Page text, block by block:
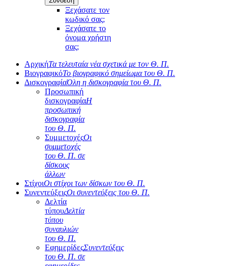
Ξεχάσατε τον
κωδικό σας;
Ξεχάσατε το
όνομα χρήστη
σας;
ΑρχικήΤα τελευταία νέα σχετικά με τον Θ. Π.
ΒιογραφικόΤο βιογραφικό σημείωμα του Θ. Π.
ΔισκογραφίαΌλη η δισκογραφία του Θ. Π.
Προσωπική
δισκογραφίαΗ
προσωπική
δισκογραφία
του Θ. Π.
ΣυμμετοχέςΟι
συμμετοχές
του Θ. Π. σε
δίσκους
άλλων
ΣτίχοιΟι στίχοι των δίσκων του Θ. Π.
ΣυνεντεύξειςΟι συνεντεύξεις του Θ. Π.
Δελτία
τύπουΔελτία
τύπου
συναυλιών
του Θ. Π.
ΕφημερίδεςΣυνεντεύξεις
του Θ. Π. σε